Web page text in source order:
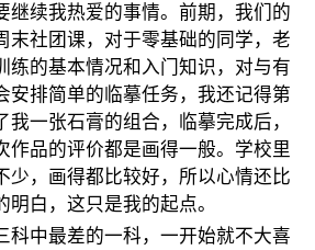
继续我热爱的事情。前期，我们的
末社团课，对于零基础的同学，老
练的基本情况和入门知识，对与有
安排简单的临摹任务，我还记得第
一张石膏的组合，临摹完成后，
作品的评价都是画得一般。学校里
少，画得都比较好，所以心情还比
明白，这只是我的起点。
科中最差的一科，一开始就不大喜